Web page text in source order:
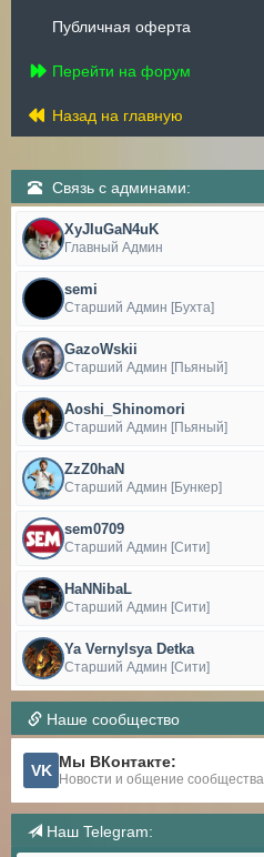
Публичная оферта
Перейти на форум
Назад на главную
Связь с админами:
XyJIuGaN4uK
Главный Админ
semi
Старший Админ [Бухта]
GazoWskii
Старший Админ [Пьяный]
Aoshi_Shinomori
Старший Админ [Пьяный]
ZzZ0haN
Старший Админ [Бункер]
sem0709
Старший Админ [Сити]
HaNNibaL
Старший Админ [Сити]
Ya Vernylsya Detka
Старший Админ [Сити]
Наше сообщество
VK Мы ВКонтакте:
Новости и общение сообщества
Наш Telegram: